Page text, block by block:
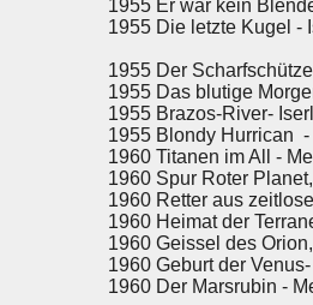
1955 Er war kein
1955 Die letzte Kugel -
1955 Der
1955 Das blutige
1955 Brazos-River-
1955 Blondy Hurrican
1960 Titanen im All -
1960 Spur Roter
1960 Retter aus
1960 Heimat der
1960 Geissel des
1960 Geburt der
1960 Der Marsrubin -